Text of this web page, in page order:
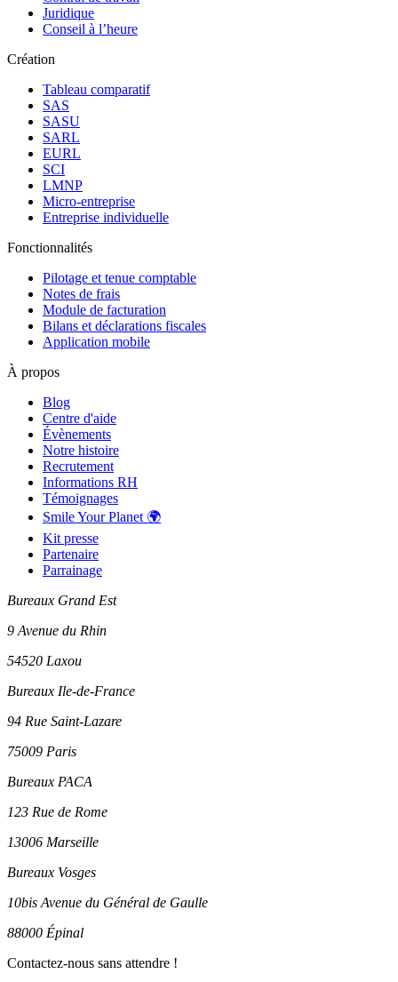
Juridique
Conseil à l’heure
Création
Tableau comparatif
SAS
SASU
SARL
EURL
SCI
LMNP
Micro-entreprise
Entreprise individuelle
Fonctionnalités
Pilotage et tenue comptable
Notes de frais
Module de facturation
Bilans et déclarations fiscales
Application mobile
À propos
Blog
Centre d'aide
Évènements
Notre histoire
Recrutement
Informations RH
Témoignages
Smile Your Planet 🌍
Kit presse
Partenaire
Parrainage
Bureaux Grand Est
9 Avenue du Rhin
54520 Laxou
Bureaux Ile-de-France
94 Rue Saint-Lazare
75009 Paris
Bureaux PACA
123 Rue de Rome
13006 Marseille
Bureaux Vosges
10bis Avenue du Général de Gaulle
88000 Épinal
Contactez-nous sans attendre !